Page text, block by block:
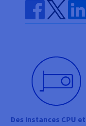
Disponibilités par régions
Roadmap & Changelog
Roadmap & Changelog
Share onShare on
Des instances CPU et